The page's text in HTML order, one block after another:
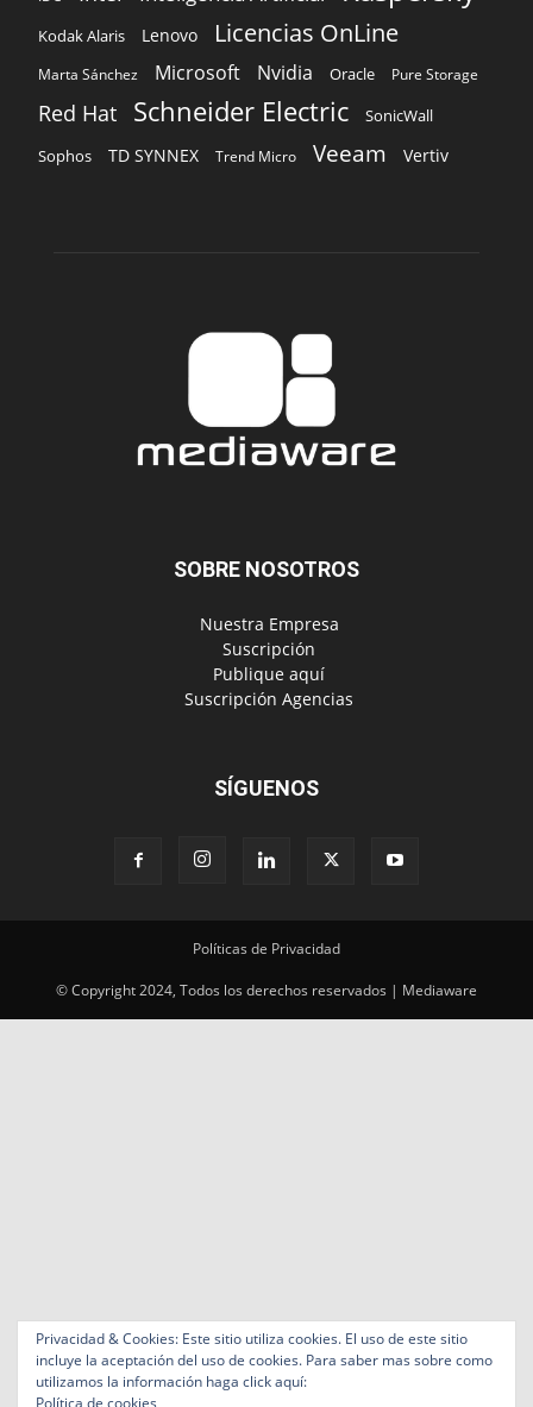
Kodak Alaris Lenovo Licencias OnLine
Marta Sánchez Microsoft Nvidia Oracle Pure Storage
Red Hat Schneider Electric SonicWall
Sophos TD SYNNEX Trend Micro Veeam Vertiv
SOBRE NOSOTROS
‎ Nuestra Empresa
‎ Suscripción
‎ Publique aquí
‎ Suscripción Agencias
SÍGUENOS
Políticas de Privacidad
© Copyright 2024, Todos los derechos reservados | Mediaware
Privacidad & Cookies: Este sitio utiliza cookies. El uso de este sitio
incluye la aceptación del uso de cookies. Para saber mas sobre como
utilizamos la información haga click aquí:
Política de cookies